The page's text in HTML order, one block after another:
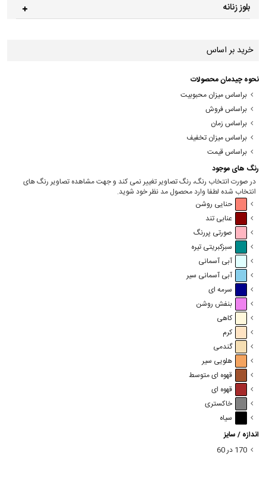
بلوز زنانه
خرید بر اساس
نحوه چیدمان محصولات
براساس میزان محبوبیت
براساس فروش
براساس زمان
براساس میزان تخفیف
براساس قیمت
رنگ های موجود
در صورت انتخاب رنگ، رنگ تصاویر تغییر نمی کند و جهت مشاهده تصاویر رنگ های
انتخاب شده لطفا وارد محصول مد نظر خود شوید.
حنایی روشن
عنابی تند
صورتی پررنگ
سبزکبریتی تیره
آبی آسمانی
آبی آسمانی سیر
سرمه ای
بنفش روشن
کاهی
کرم
گندمی
هلویی سیر
قهوه ای متوسط
قهوه ای
خاکستری
سیاه
اندازه / سایز
170 در 60